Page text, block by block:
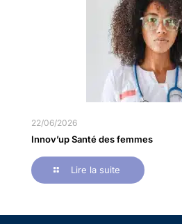
22/06/2026
Innov’up Santé des femmes
Lire la suite